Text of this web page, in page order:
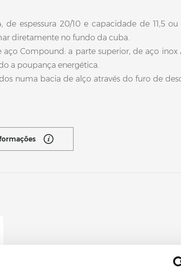
espessura 20/10 e capacidade de 11,5
diretamente no fundo da cuba.
Compound: a parte superior, de aço inox
a poupança energética.
numa bacia de alço através do furo de